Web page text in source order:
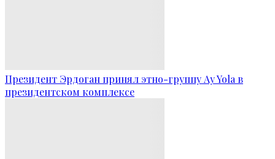
Президент Эрдоган принял этно-группу Ay Yola в
президентском комплексе